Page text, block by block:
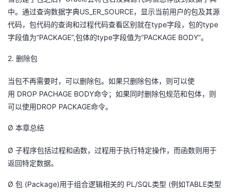
中。通过查询数据字典US_ER_SOURCE，显示当前用户的包及其源
代码，包代码的查询和过程代码查看区别就在type字段，包的type
字段值为”PACKAGE”,包体的type字段值为”PACKAGE BODY”。
2. 删除包
当包不再需要时，可以删除包。如果只删除包体，则可以使
用 DROP PACHAGE BODY命令；如果同时删除包规范和包体，则
可以使用 DROP PACKAGE命令。
Ø 本章总结
Ø 子程序包括过程和函数，过程用于执行特定操作，而函数则用于
返回特定数据。
Ø 包 (Package)用于组合逻辑相关的 PL/SQL 类型 (例如TABLE类型